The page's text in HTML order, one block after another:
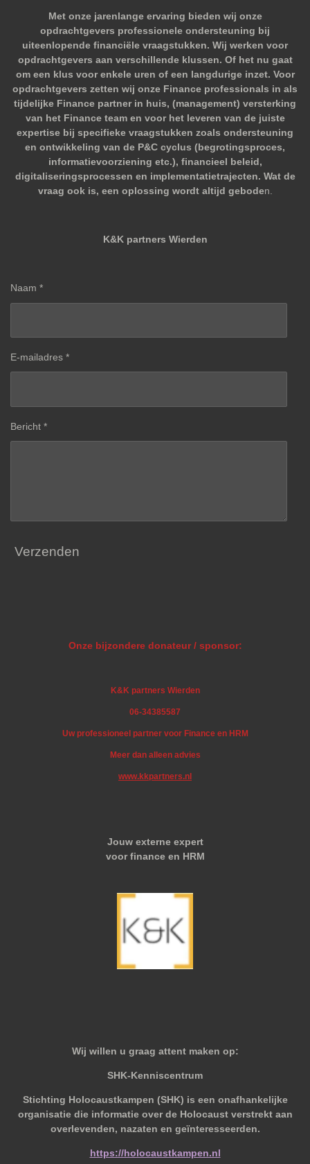
Met onze jarenlange ervaring bieden wij onze
opdrachtgevers professionele ondersteuning bij
uiteenlopende financiële vraagstukken. Wij werken voor
opdrachtgevers aan verschillende klussen. Of het nu gaat
om een klus voor enkele uren of een langdurige inzet. Voor
opdrachtgevers zetten wij onze Finance professionals in als
tijdelijke Finance partner in huis, (management) versterking
van het Finance team en voor het leveren van de juiste
expertise bij specifieke vraagstukken zoals ondersteuning
en ontwikkeling van de P&C cyclus (begrotingsproces,
informatievoorziening etc.), financieel beleid,
digitaliseringsprocessen en implementatietrajecten. Wat de
vraag ook is, een oplossing wordt altijd geboden.
K&K partners Wierden
Naam *
E-mailadres *
Bericht *
Verzenden
Onze bijzondere donateur / sponsor:
K&K partners Wierden
06-34385587
Uw professioneel partner voor Finance en HRM
Meer dan alleen advies
www.kkpartners.nl
Jouw externe expert
voor finance en HRM
Wij willen u graag attent maken op:
SHK-Kenniscentrum
Stichting Holocaustkampen (SHK) is een onafhankelijke
organisatie die informatie over de Holocaust verstrekt aan
overlevenden, nazaten en geïnteresseerden.
https://holocaustkampen.nl